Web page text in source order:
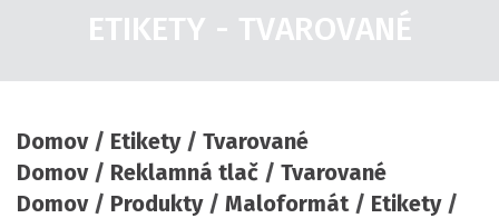
ETIKETY - TVAROVANÉ
Domov Etikety
Tvarované
Domov
Reklamná tlač
Tvarované
Domov
Produkty Maloformát
Etikety